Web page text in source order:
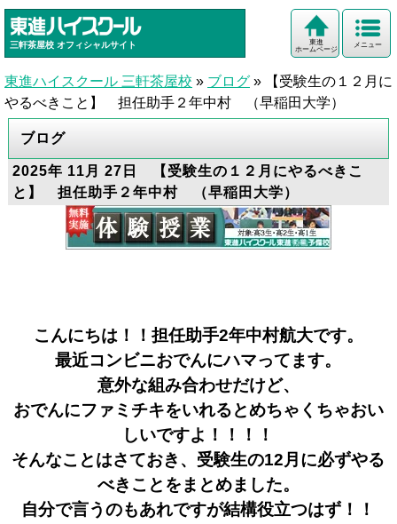
三軒茶屋校 オフィシャルサイト メニュー
東進
ホームページ
東進ハイスクール 三軒茶屋校 » ブログ »
【受験生の１２月に
やるべきこと】 担任助手２年中村 （早稲田大学）
ブログ
2025年 11月 27日 【受験生の１２月にやるべきこ
と】 担任助手２年中村 （早稲田大学）
こんにちは！！担任助手2年中村航大です。
最近コンビニおでんにハマってます。
意外な組み合わせだけど、
おでんにファミチキをいれるとめちゃくちゃおい
しいですよ！！！！
そんなことはさておき、受験生の12月に必ずやる
べきことをまとめました。
自分で言うのもあれですが結構役立つはず！！